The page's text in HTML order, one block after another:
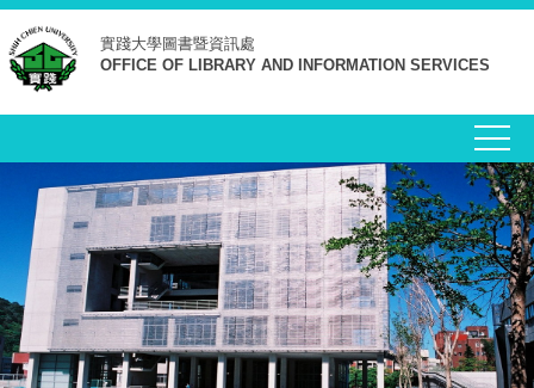
跳
到
主
要
實踐大學圖書暨資訊處
OFFICE OF LIBRARY AND INFORMATION SERVICES